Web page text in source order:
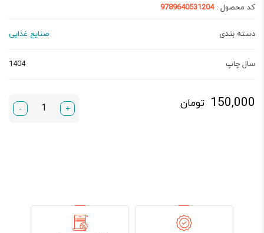
کد محصول :9789640531204
دسته بندی صنایع غذایی
سال چاپ 1404
150,000 تومان +
-